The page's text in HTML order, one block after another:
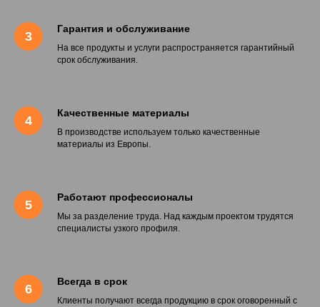
Гарантия и обслуживание
На все продукты и услуги распространяется гарантийный
срок обслуживания.
Качественные материалы
В производстве используем только качественные
материалы из Европы.
Работают профессионалы
Мы за разделение труда. Над каждым проектом трудятся
специалисты узкого профиля.
Всегда в срок
Клиенты получают всегда продукцию в срок оговоренный с